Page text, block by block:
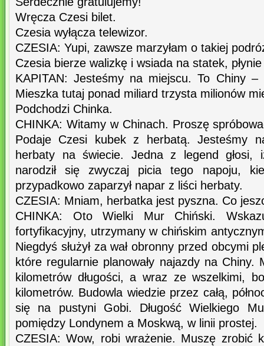
Wręcza Czesi bilet.
Czesia wyłącza telewizor.
CZESIA: Yupi, zawsze marzyłam o takiej
Czesia bierze walizkę i wsiada na statek,
KAPITAN: Jesteśmy na miejscu. To Chiny –
Mieszka tutaj ponad miliard trzysta milionów
Podchodzi Chinka.
CHINKA: Witamy w Chinach. Proszę
Podaje Czesi kubek z herbatą. Jesteśmy
herbaty na świecie. Jedna z legend głosi,
narodził się zwyczaj picia tego napoju,
przypadkowo zaparzył napar z liści herbaty.
CZESIA: Mniam, herbatka jest pyszna. Co
CHINKA: Oto Wielki Mur Chiński.
fortyfikacyjny, utrzymany w chińskim
Niegdyś służył za wał obronny przed obcymi
które regularnie planowały najazdy na
kilometrów długości, a wraz ze wszelkimi,
kilometrów. Budowla wiedzie przez całą,
się na pustyni Gobi. Długość Wielkiego
pomiędzy Londynem a Moskwą, w linii prostej.
CZESIA: Wow, robi wrażenie. Muszę zrobić